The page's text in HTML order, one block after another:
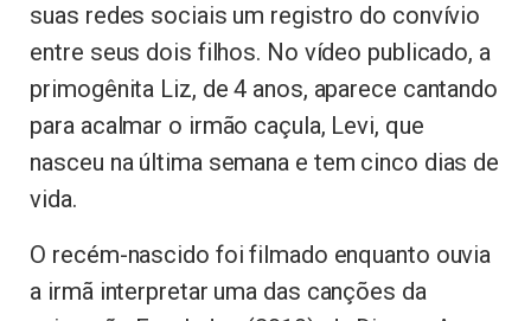
suas redes sociais um registro do convívio
entre seus dois filhos. No vídeo publicado, a
primogênita Liz, de 4 anos, aparece cantando
para acalmar o irmão caçula, Levi, que
nasceu na última semana e tem cinco dias de
vida.
O recém-nascido foi filmado enquanto ouvia
a irmã interpretar uma das canções da